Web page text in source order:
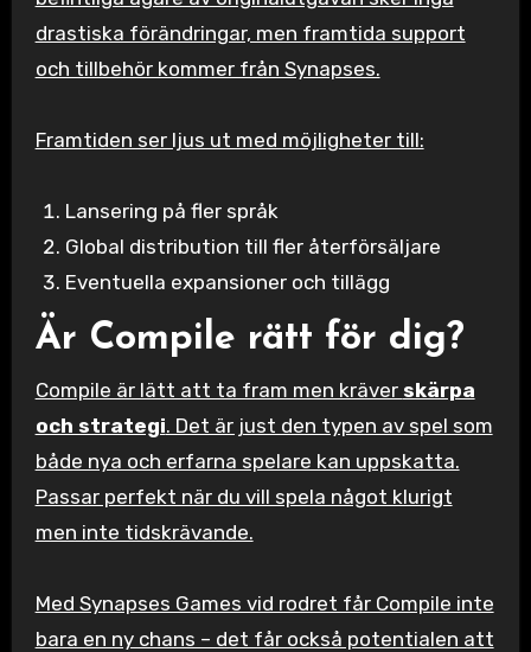
drastiska förändringar, men framtida support
och tillbehör kommer från Synapses.
Framtiden ser ljus ut med möjligheter till:
Lansering på fler språk
Global distribution till fler återförsäljare
Eventuella expansioner och tillägg
Är Compile rätt för dig?
Compile är lätt att ta fram men kräver skärpa
och strategi. Det är just den typen av spel som
både nya och erfarna spelare kan uppskatta.
Passar perfekt när du vill spela något klurigt
men inte tidskrävande.
Med Synapses Games vid rodret får Compile inte
bara en ny chans – det får också potentialen att